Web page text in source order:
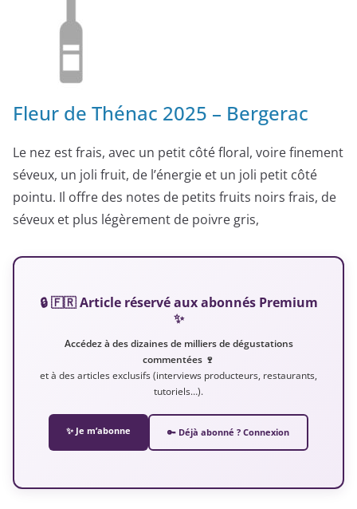
Fleur de Thénac 2025 – Bergerac
Le nez est frais, avec un petit côté floral, voire finement
séveux, un joli fruit, de l’énergie et un joli petit côté
pointu. Il offre des notes de petits fruits noirs frais, de
séveux et plus légèrement de poivre gris,
🔒 🇫🇷 Article réservé aux abonnés Premium
✨
Accédez à des dizaines de milliers de dégustations
commentées 🍷
et à des articles exclusifs (interviews producteurs, restaurants,
tutoriels…).
✨ Je m’abonne 🔑 Déjà abonné ? Connexion